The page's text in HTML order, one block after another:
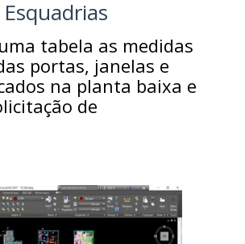
tabela as medidas
portas, janelas e
na planta baixa e
de